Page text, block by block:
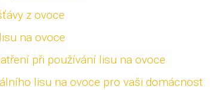
z ovoce
na ovoce
při používání lisu na ovoce
lisu na ovoce pro vaši domácnost